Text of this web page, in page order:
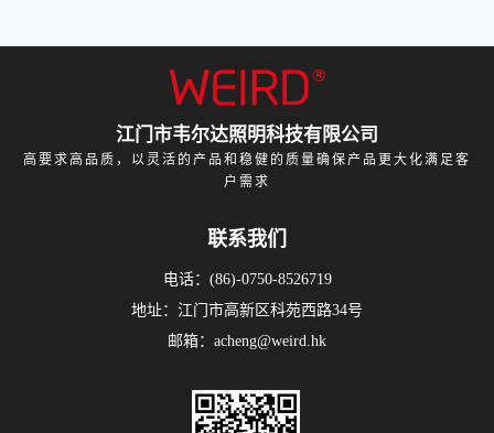
江门市韦尔达照明科技有限公司
高要求高品质，以灵活的产品和稳健的质量确保产品更大化满足客
户需求
联系我们
电话：(86)-0750-8526719
地址：江门市高新区科苑西路34号
邮箱：acheng@weird.hk